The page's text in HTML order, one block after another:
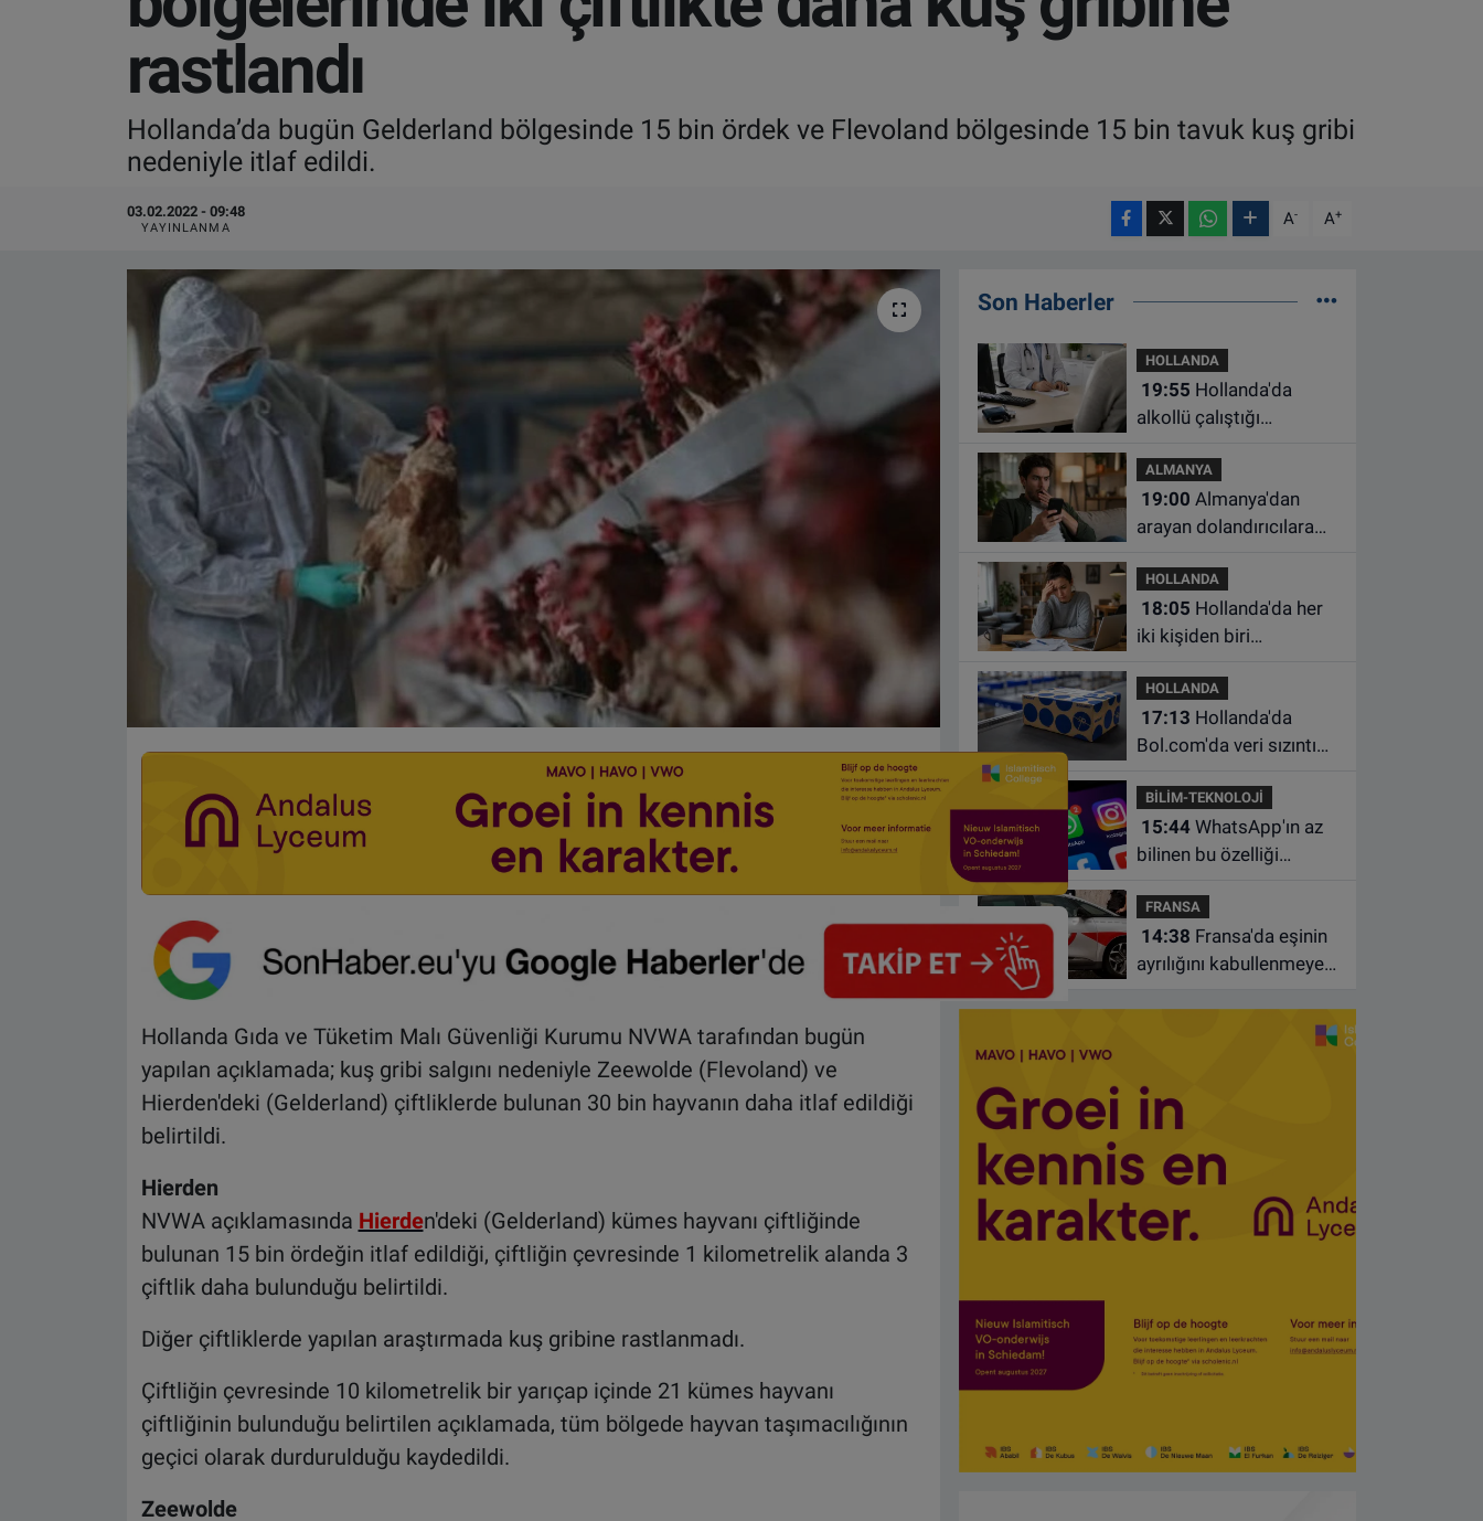
rastlandı
Hollanda’da bugün Gelderland bölgesinde 15 bin ördek ve Flevoland bölgesinde 15 bin tavuk kuş gribi
nedeniyle itlaf edildi.
03.02.2022 - 09:48
YAYINLANMA A- A+
Hollanda Gıda ve Tüketim Malı Güvenliği Kurumu NVWA tarafından bugün
yapılan açıklamada; kuş gribi salgını nedeniyle Zeewolde (Flevoland) ve
Hierden'deki (Gelderland) çiftliklerde bulunan 30 bin hayvanın daha itlaf edildiği
belirtildi.
Hierden
NVWA açıklamasında Hierden'deki (Gelderland) kümes hayvanı çiftliğinde
bulunan 15 bin ördeğin itlaf edildiği, çiftliğin çevresinde 1 kilometrelik alanda 3
çiftlik daha bulunduğu belirtildi.
Diğer çiftliklerde yapılan araştırmada kuş gribine rastlanmadı.
Çiftliğin çevresinde 10 kilometrelik bir yarıçap içinde 21 kümes hayvanı
çiftliğinin bulunduğu belirtilen açıklamada, tüm bölgede hayvan taşımacılığının
geçici olarak durdurulduğu kaydedildi.
Zeewolde
Son Haberler
HOLLANDA
19:55
alkollü çalıştığı
çalışma yasağı
ALMANYA
19:00
arayan dolandırıcılara
HOLLANDA
18:05
iki kişiden biri
HOLLANDA
17:13
Bol.com'da veri sızıntısı:
geçirilmiş olabilir
BİLİM-TEKNOLOJİ
15:44WhatsApp'ın az
bilinen bu özelliği
hale getiriyor
FRANSA
14:38
ayrılığını kabullenmeyen
ALGEMENE VOORWAARDEN
CONTACT
Çerez Politikası